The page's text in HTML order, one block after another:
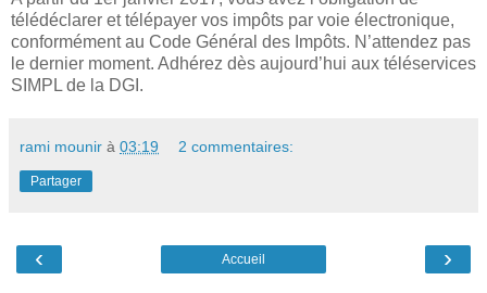
télédéclarer et télépayer vos impôts par voie électronique,
conformément au Code Général des Impôts. N’attendez pas
le dernier moment. Adhérez dès aujourd’hui aux téléservices
SIMPL de la DGI.
rami mounir à 03:19 2 commentaires:
Partager
‹ ›
Accueil